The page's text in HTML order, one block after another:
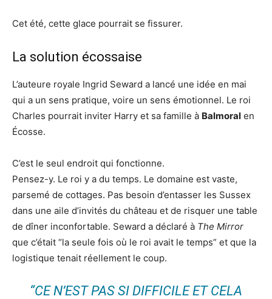
Cet été, cette glace pourrait se fissurer.
La solution écossaise
L’auteure royale Ingrid Seward a lancé une idée en mai
qui a un sens pratique, voire un sens émotionnel. Le roi
Charles pourrait inviter Harry et sa famille à Balmoral en
Écosse.
C’est le seul endroit qui fonctionne.
Pensez-y. Le roi y a du temps. Le domaine est vaste,
parsemé de cottages. Pas besoin d’entasser les Sussex
dans une aile d’invités du château et de risquer une table
de dîner inconfortable. Seward a déclaré à The Mirror
que c’était “la seule fois où le roi avait le temps” et que la
logistique tenait réellement le coup.
“CE N’EST PAS SI DIFFICILE ET CELA